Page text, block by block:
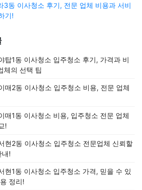
3동 이사청소 후기, 전문 업체 비용과 서비
기!
탑1동 이사청소 입주청소 후기, 가격과 비
체의 선택 팁
매2동 이사청소 입주청소 비용, 전문 업체
매1동 이사청소 비용, 입주청소 전문 업체
!
현2동 이사청소 입주청소 전문업체 신뢰할
내!
현1동 이사청소 입주청소 가격, 믿을 수 있
정리!